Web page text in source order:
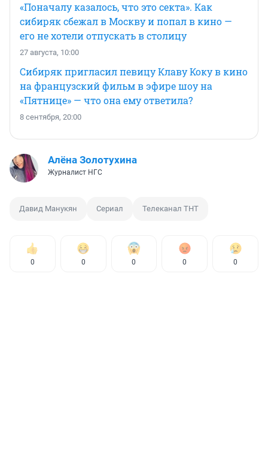
«Поначалу казалось, что это секта». Как
сибиряк сбежал в Москву и попал в кино —
его не хотели отпускать в столицу
27 августа, 10:00
Сибиряк пригласил певицу Клаву Коку в кино
на французский фильм в эфире шоу на
«Пятнице» — что она ему ответила?
8 сентября, 20:00
Алёна Золотухина
Журналист НГС
Давид Манукян Сериал Телеканал ТНТ
0 0 0 0 0